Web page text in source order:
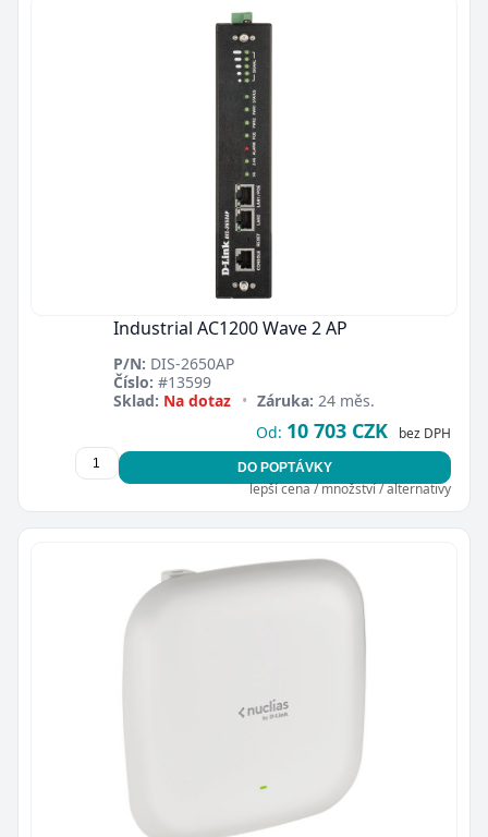
Zavřít
Industrial AC1200 Wave 2 AP
P/N: DIS-2650AP
Číslo: #13599
Sklad: Na dotaz • Záruka: 24 měs.
Od: 10 703 CZK bez DPH
DO POPTÁVKY
lepší cena / množství / alternativy